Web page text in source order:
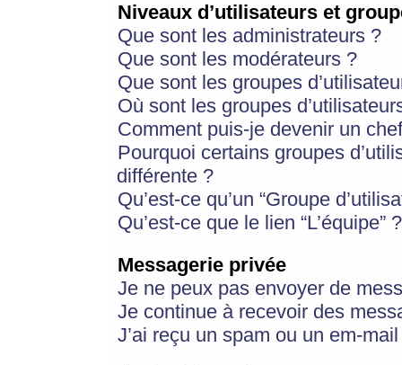
Niveaux d’utilisateurs et
Que sont les administrateurs ?
Que sont les modérateurs ?
Que sont les groupes
Où sont les groupes
Comment puis-je devenir un
Pourquoi certains groupes
différente ?
Qu’est-ce qu’un “Groupe
Qu’est-ce que le lien “L’équipe” ?
Messagerie privée
Je ne peux pas envoyer de
Je continue à recevoir des
J’ai reçu un spam ou un em-